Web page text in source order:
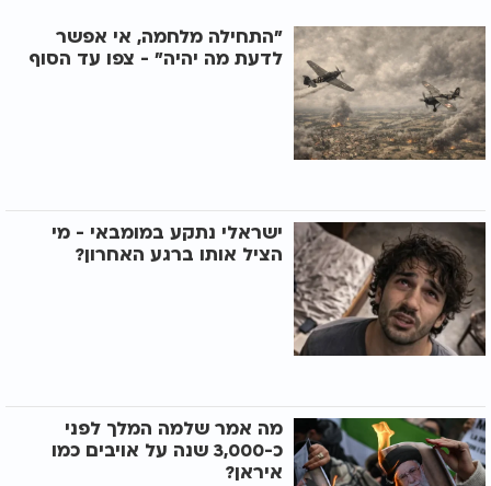
"התחילה מלחמה, אי אפשר
לדעת מה יהיה" - צפו עד הסוף
ישראלי נתקע במומבאי - מי
הציל אותו ברגע האחרון?
מה אמר שלמה המלך לפני
כ-3,000 שנה על אויבים כמו
איראן?